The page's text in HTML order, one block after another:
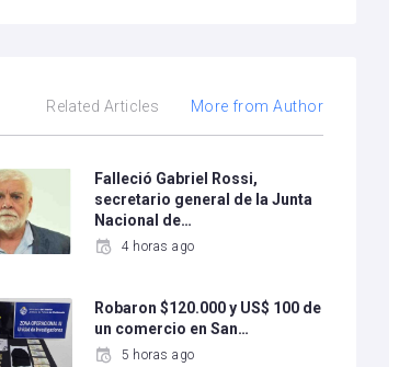
Related Articles More from Author
Falleció Gabriel Rossi,
secretario general de la Junta
Nacional de…
4 horas ago
Robaron $120.000 y US$ 100 de
un comercio en San…
5 horas ago